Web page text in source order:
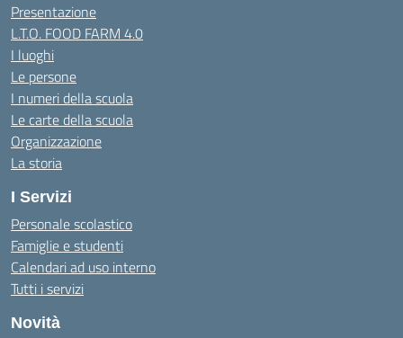
Presentazione
L.T.O. FOOD FARM 4.0
I luoghi
Le persone
I numeri della scuola
Le carte della scuola
Organizzazione
La storia
I Servizi
Personale scolastico
Famiglie e studenti
Calendari ad uso interno
Tutti i servizi
Novità